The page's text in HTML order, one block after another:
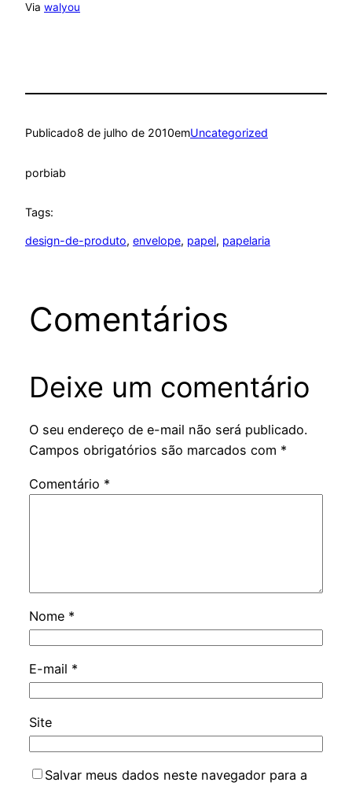
Via walyou
Publicado8 de julho de 2010emUncategorized
porbiab
Tags:
design-de-produto, envelope, papel, papelaria
Comentários
Deixe um comentário
O seu endereço de e-mail não será publicado.
Campos obrigatórios são marcados com *
Comentário *
Nome *
E-mail *
Site
Salvar meus dados neste navegador para a